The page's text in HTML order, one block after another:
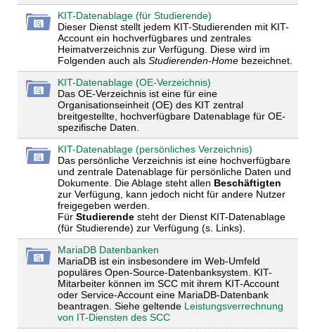
KIT-Datenablage (für Studierende)
Dieser Dienst stellt jedem KIT-Studierenden mit KIT-
Account ein hochverfügbares und zentrales
Heimatverzeichnis zur Verfügung. Diese wird im
Folgenden auch als Studierenden-Homebezeichnet.
KIT-Datenablage (OE-Verzeichnis)
Das OE-Verzeichnis ist eine für eine
Organisationseinheit (OE) des KIT zentral
breitgestellte, hochverfügbare Datenablage für OE-
spezifische Daten.
KIT-Datenablage (persönliches Verzeichnis)
Das persönliche Verzeichnis ist eine hochverfügbare
und zentrale Datenablage für persönliche Daten und
Dokumente. Die Ablage steht allen Beschäftigten
zur Verfügung, kann jedoch nicht für andere Nutzer
freigegeben werden.
Für Studierendesteht der Dienst KIT-Datenablage
(für Studierende) zur Verfügung (s. Links).
MariaDB Datenbanken
MariaDB ist ein insbesondere im Web-Umfeld
populäres Open-Source-Datenbanksystem. KIT-
Mitarbeiter können im SCC mit ihrem KIT-Account
oder Service-Account eine MariaDB-Datenbank
beantragen. Siehe geltende Leistungsverrechnung
von IT-Diensten des SCC